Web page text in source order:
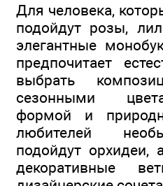
Для человека,
подойдут розы,
элегантные
предпочитает
выбрать
сезонными
формой и
любителей
подойдут орхидеи,
декоративные